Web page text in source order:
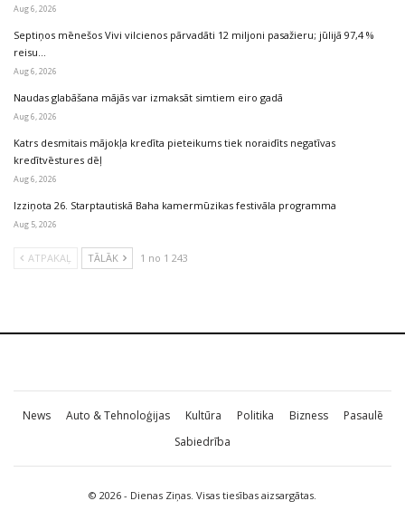
Aug 6, 2026
Septiņos mēnešos Vivi vilcienos pārvadāti 12 miljoni pasažieru; jūlijā 97,4 %
reisu…
Aug 6, 2026
Naudas glabāšana mājās var izmaksāt simtiem eiro gadā
Aug 6, 2026
Katrs desmitais mājokļa kredīta pieteikums tiek noraidīts negatīvas
kredītvēstures dēļ
Aug 6, 2026
Izziņota 26. Starptautiskā Baha kamermūzikas festivāla programma
Aug 5, 2026
ATPAKAĻ TĀLĀK 1 no 1 243
News Auto & Tehnoloģijas Kultūra Politika Bizness
Pasaulē
Sabiedrība
© 2026 - Dienas Ziņas. Visas tiesības aizsargātas.